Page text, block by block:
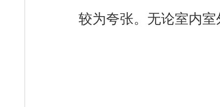
较为夸张。无论室内